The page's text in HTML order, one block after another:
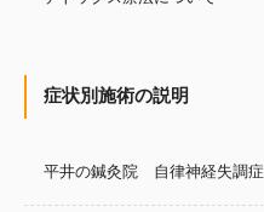
症状別施術の説明
平井の鍼灸院 自律神経失調症